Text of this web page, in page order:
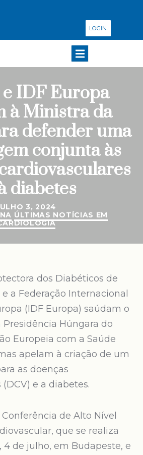
LOGIN
IDF Europa
à Ministra da
defender uma
conjunta às
diabetes
3, 2024
ÚLTIMAS NOTÍCIAS EM
dos Diabéticos de
e a Federação Internacional
(IDF Europa) saúdam o
Húngara do
Europeia com a Saúde
apelam à criação de um
as doenças
e a diabetes.
de Alto Nível
que se realiza
de julho, em Budapeste, e